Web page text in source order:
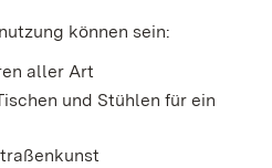
können sein:
aller Art
und Stühlen für ein